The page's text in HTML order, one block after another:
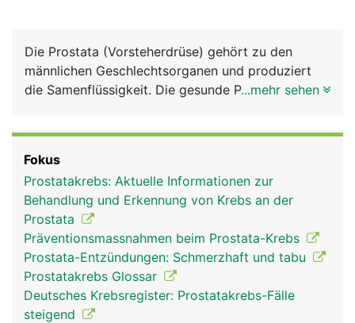
News
Rubriken
Die Prostata (Vorsteherdrüse) gehört zu den
männlichen Geschlechtsorganen und produziert
die Samenflüssigkeit. Die gesunde Prostata hat die
über den Anus ertastet werden kann. Die von der
Harnblase abgehende Harnröhre verläuft durch die
Mitte der Prostata. Hier tritt beim Samenerguss
(Ejakulation) die in der Prostata gebildete
Samenflüssigkeit in die Harnröhre über. Sie enthält
verschiedene Enzyme, die für eine Befruchtung der
weiblichen Eizelle benötigt werden. Mit
zunehmenden Alter vergrössert sich die Prostata.
...mehr sehen
Fokus
Prostatakrebs: Aktuelle Informationen zur
Behandlung und Erkennung von Krebs an der
Prostata
Präventionsmassnahmen beim Prostata-Krebs
Prostata-Entzündungen: Schmerzhaft und tabu
Prostatakrebs Glossar
Deutsches Krebsregister: Prostatakrebs-Fälle
steigend